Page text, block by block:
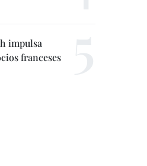
impulsa
franceses